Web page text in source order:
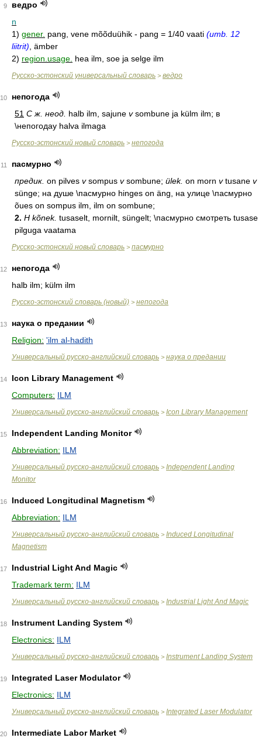
9
ведро
n
1) gener. pang, vene mõõduühik - pang = 1/40 vaati (umb. 12
liitrit) , ämber
2) region.usage. hea ilm, soe ja selge ilm
Русско-эстонский универсальный словарь > ведро
10
непогода
51 С ж. неод. halb ilm, sajune vsombune ja külm ilm; в
\непогодау halva ilmaga
Русско-эстонский новый словарь > непогода
11
пасмурно
предик. on pilves vsompus vsombune; ülek. on morn vtusane v
sünge; на душе \пасмурно hinges on äng, на улице \пасмурно
õues on sompus ilm, ilm on sombune;
2. Н kõnek. tusaselt, mornilt, süngelt; \пасмурно смотреть tusase
pilguga vaatama
Русско-эстонский новый словарь > пасмурно
12
непогода
halb ilm; külm ilm
Русско-эстонский словарь (новый) > непогода
13
наука о предании
Religion: 'ilm al-hadith
Универсальный русско-английский словарь > наука о предании
14
Icon Library Management
Computers: ILM
Универсальный русско-английский словарь > Icon Library Management
15
Independent Landing Monitor
Abbreviation: ILM
Универсальный русско-английский словарь > Independent Landing
Monitor
16
Induced Longitudinal Magnetism
Abbreviation: ILM
Универсальный русско-английский словарь > Induced Longitudinal
Magnetism
17
Industrial Light And Magic
Trademark term: ILM
Универсальный русско-английский словарь > Industrial Light And Magic
18
Instrument Landing System
Electronics: ILM
Универсальный русско-английский словарь > Instrument Landing System
19
Integrated Laser Modulator
Electronics: ILM
Универсальный русско-английский словарь > Integrated Laser Modulator
20
Intermediate Labor Market